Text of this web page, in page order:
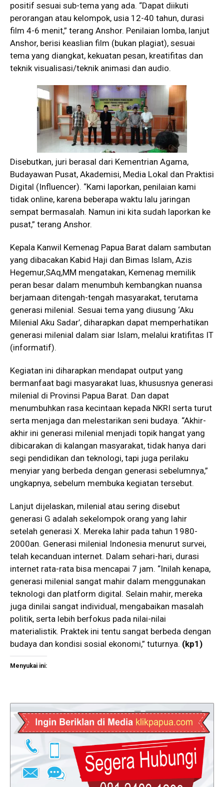
positif sesuai sub-tema yang ada. “Dapat diikuti
perorangan atau kelompok, usia 12-40 tahun, durasi
film 4-6 menit,” terang Anshor. Penilaian lomba, lanjut
Anshor, berisi keaslian film (bukan plagiat), sesuai
tema yang diangkat, kekuatan pesan, kreatifitas dan
teknik visualisasi/teknik animasi dan audio.
Disebutkan, juri berasal dari Kementrian Agama,
Budayawan Pusat, Akademisi, Media Lokal dan Praktisi
Digital (Influencer). “Kami laporkan, penilaian kami
tidak online, karena beberapa waktu lalu jaringan
sempat bermasalah. Namun ini kita sudah laporkan ke
pusat,” terang Anshor.
Kepala Kanwil Kemenag Papua Barat dalam sambutan
yang dibacakan Kabid Haji dan Bimas Islam, Azis
Hegemur,SAq,MM mengatakan, Kemenag memilik
peran besar dalam menumbuh kembangkan nuansa
berjamaan ditengah-tengah masyarakat, terutama
generasi milenial. Sesuai tema yang diusung ‘Aku
Milenial Aku Sadar’, diharapkan dapat memperhatikan
generasi milenial dalam siar Islam, melalui kratifitas IT
(informatif).
Kegiatan ini diharapkan mendapat output yang
bermanfaat bagi masyarakat luas, khususnya generasi
milenial di Provinsi Papua Barat. Dan dapat
menumbuhkan rasa kecintaan kepada NKRI serta turut
serta menjaga dan melestarikan seni budaya. “Akhir-
akhir ini generasi milenial menjadi topik hangat yang
dibicarakan di kalangan masyarakat, tidak hanya dari
segi pendidikan dan teknologi, tapi juga perilaku
menyiar yang berbeda dengan generasi sebelumnya,”
ungkapnya, sebelum membuka kegiatan tersebut.
Lanjut dijelaskan, milenial atau sering disebut
generasi G adalah sekelompok orang yang lahir
setelah generasi X. Mereka lahir pada tahun 1980-
2000an. Generasi milenial Indonesia menurut survei,
telah kecanduan internet. Dalam sehari-hari, durasi
internet rata-rata bisa mencapai 7 jam. “Inilah kenapa,
generasi milenial sangat mahir dalam menggunakan
teknologi dan platform digital. Selain mahir, mereka
juga dinilai sangat individual, mengabaikan masalah
politik, serta lebih berfokus pada nilai-nilai
materialistik. Praktek ini tentu sangat berbeda dengan
budaya dan kondisi sosial ekonomi,” tuturnya. (kp1)
Menyukai ini: